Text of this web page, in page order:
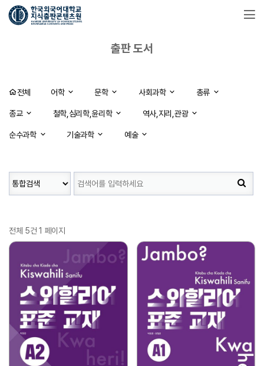
출판 도서
전체 어학 문학 사회과학 총류
종교 철학,심리학,윤리학 역사,지리,관광
순수과학 기술과학 예술
전체 5건 1 페이지